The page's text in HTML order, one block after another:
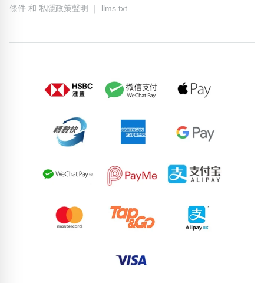
條件 和 私隱政策聲明 llms.txt